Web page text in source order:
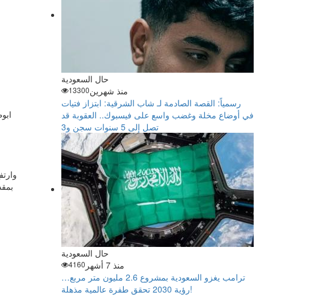
2/2
حال السعودية
منذ شهرين13300
رسمياً: القصة الصادمة لـ شاب الشرقية: ابتزاز فتيات
في أوضاع مخلة وغضب واسع على فيسبوك.. العقوبة قد
تصل إلى 5 سنوات سجن و3
حال السعودية
منذ 7 أشهر
4160
ترامب يغزو السعودية بمشروع 2.6 مليون متر مربع…
رؤية 2030 تحقق طفرة عالمية مذهلة!